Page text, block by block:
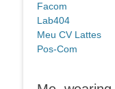
Facom
Lab404
Meu CV Lattes
Pos-Com